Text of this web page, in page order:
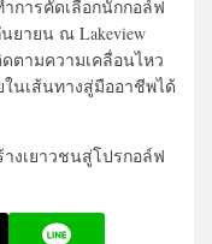
การคัดเลือกนักกอล์ฟ
ยายน ณ Lakeview
ดตามความเคลื่อนไหว
นเส้นทางสู่มืออาชีพได้
างเยาวชนสู่โปรกอล์ฟ